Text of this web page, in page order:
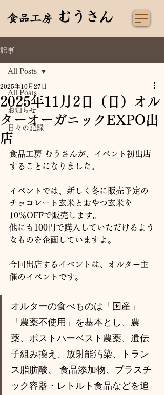
記事
All Posts
お知らせ
日々の記録
All Posts
2025年11月2日（日）オル
ターオーガニックEXPO出
店
2025年10月27日
食品工房 むうさんが、イベント初出店
することになりました。
イベントでは、新しく冬に販売予定の
チョコレート玄米とおやつ玄米を
10％OFFで販売します。
他にも100円で購入していただけるよう
なものを企画していますよ。
今回出店するイベントは、オルター主
催のイベントです。
オルターの食べものは「国産」
「農薬不使用」を基本とし、農
薬、ポストハーベスト農薬、遺伝
子組み換え、放射能汚染、トラン
ス脂肪酸、 食品添加物、プラスチ
ック容器・レトルト食品などを追